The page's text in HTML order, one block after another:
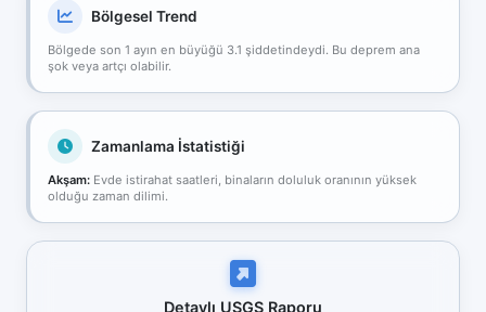
Bölgesel Trend
Bölgede son 1 ayın en büyüğü 3.1 şiddetindeydi. Bu deprem ana
şok veya artçı olabilir.
Zamanlama İstatistiği
Akşam: Evde istirahat saatleri, binaların doluluk oranının yüksek
olduğu zaman dilimi.
Detaylı USGS Raporu